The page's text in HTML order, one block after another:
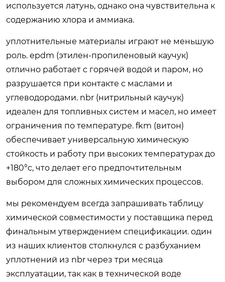
используется латунь, однако она чувствительна к
содержанию хлора и аммиака.
уплотнительные материалы играют не меньшую
роль. epdm (этилен-пропиленовый каучук)
отлично работает с горячей водой и паром, но
разрушается при контакте с маслами и
углеводородами. nbr (нитрильный каучук)
идеален для топливных систем и масел, но имеет
ограничения по температуре. fkm (витон)
обеспечивает универсальную химическую
стойкость и работу при высоких температурах до
+180°c, что делает его предпочтительным
выбором для сложных химических процессов.
мы рекомендуем всегда запрашивать таблицу
химической совместимости у поставщика перед
финальным утверждением спецификации. один
из наших клиентов столкнулся с разбуханием
уплотнений из nbr через три месяца
эксплуатации, так как в технической воде